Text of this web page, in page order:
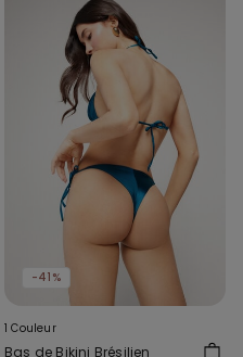
-41%
1 Couleur
Bas de Bikini Brésilien